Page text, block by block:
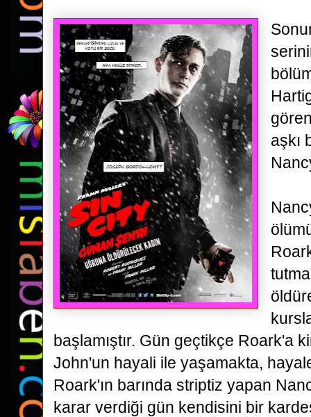
aşkı
başlamıştır. Gün geçtikçe Roark'a
John'un hayali ile yaşamakta,
Roark'ın barında striptiz yapan
karar verdiği gün kendisini bir